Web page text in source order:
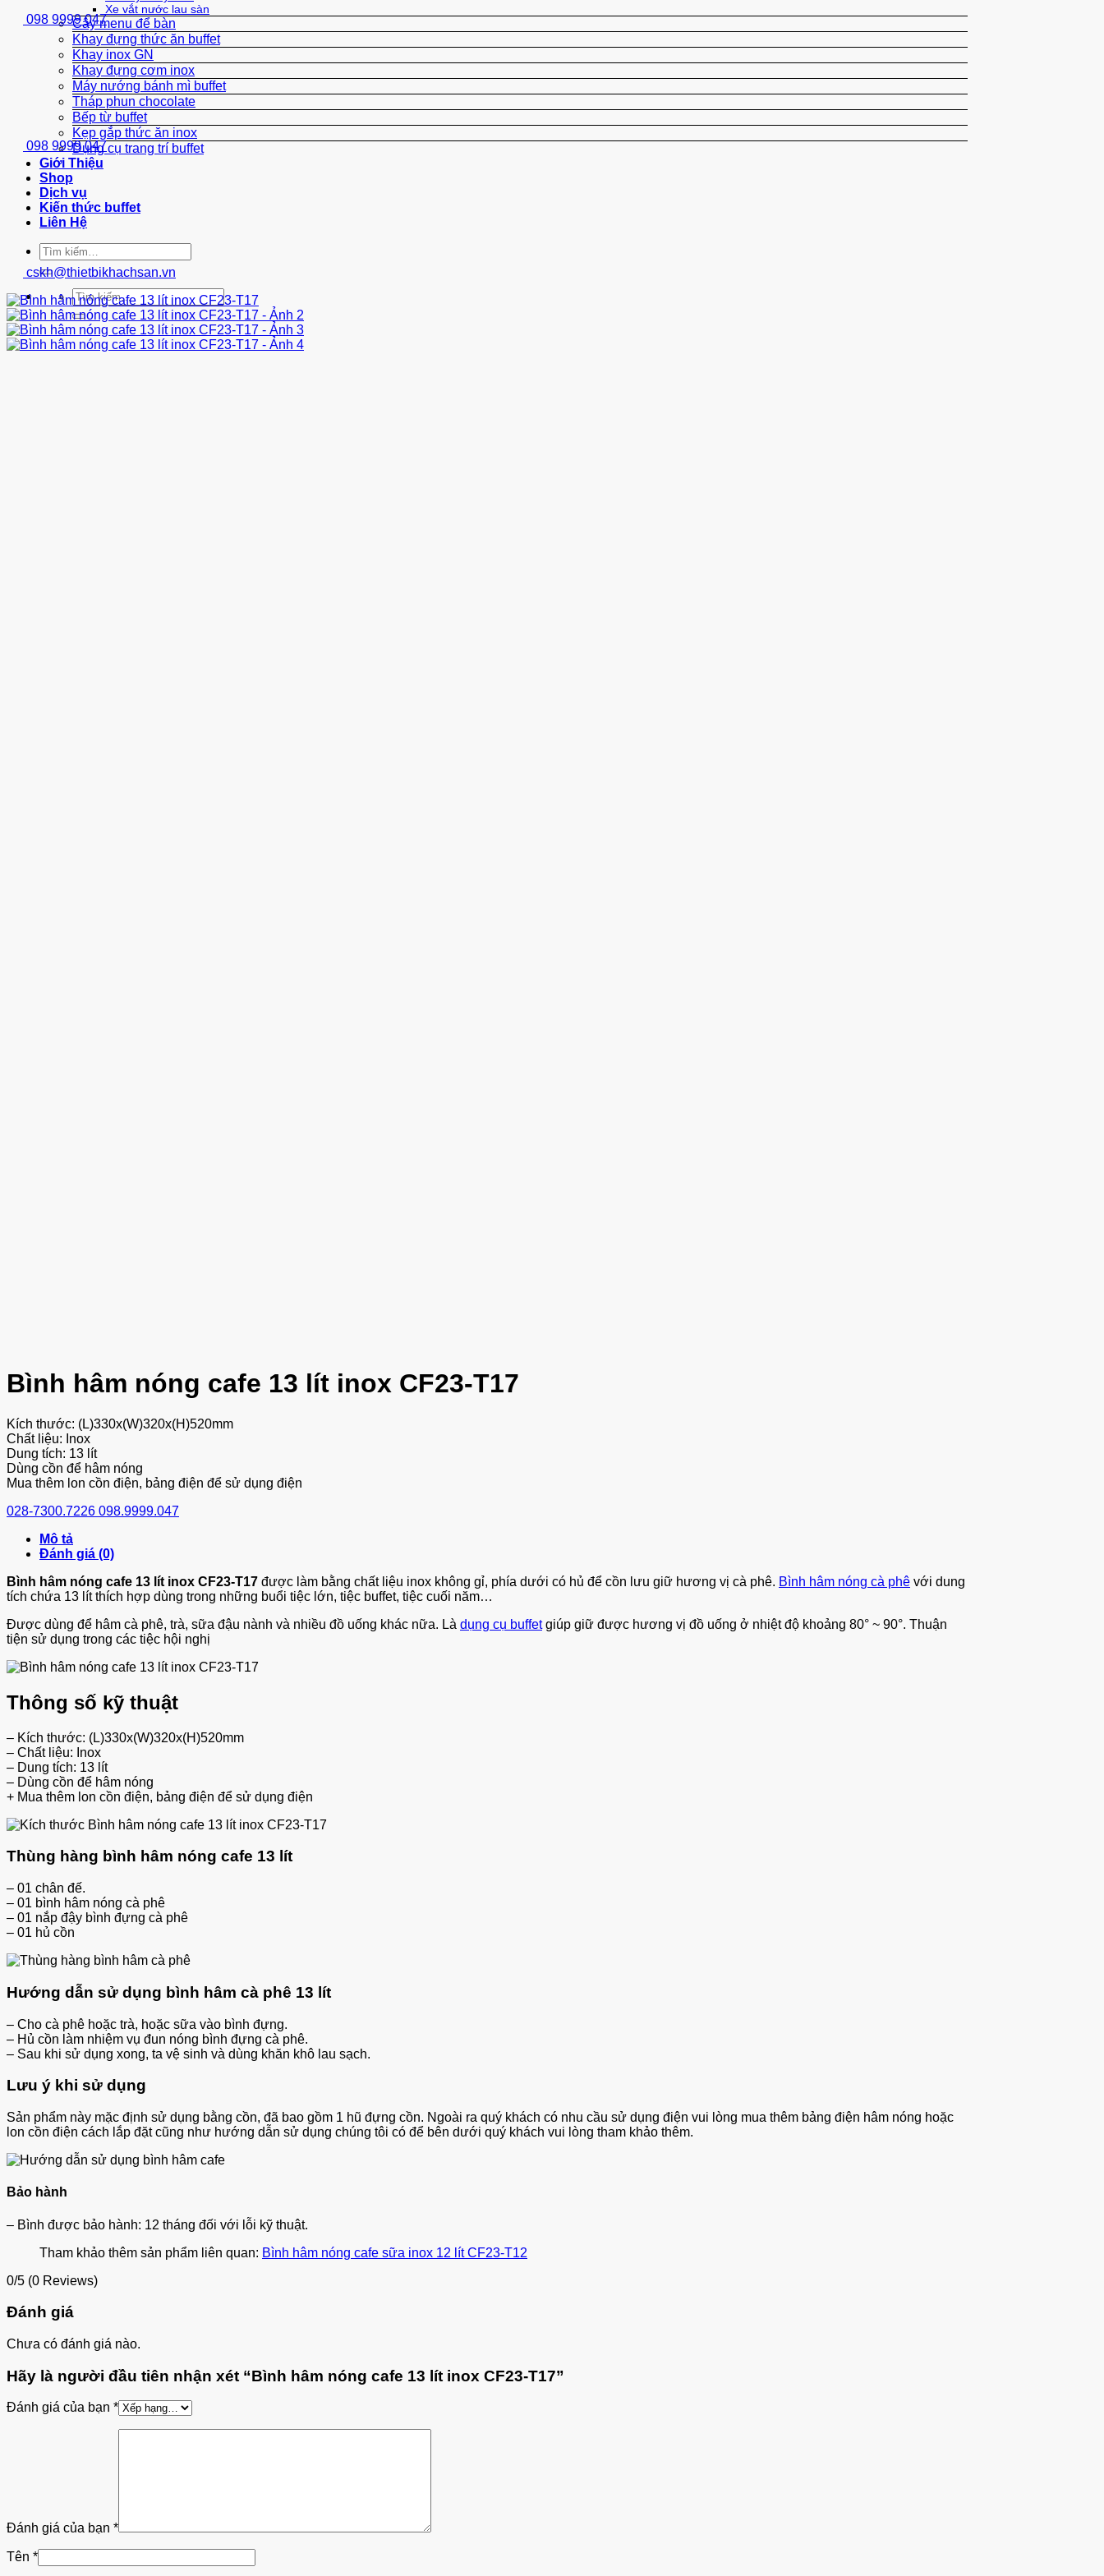
Xe vắt nước lau sàn
Cây menu để bàn
Khay đựng thức ăn buffet
Khay inox GN
Khay đựng cơm inox
Máy nướng bánh mì buffet
Tháp phun chocolate
Bếp từ buffet
Kẹp gắp thức ăn inox
Dụng cụ trang trí buffet
Giới Thiệu
Shop
Dịch vụ
Kiến thức buffet
Liên Hệ
Tìm
kiếm:
Tìm
kiếm:
098 9999 047
098 9999 047
cskh@thietbikhachsan.vn
Bình hâm nóng cafe 13 lít inox CF23-T17
Kích thước: (L)330x(W)320x(H)520mm
Chất liệu: Inox
Dung tích: 13 lít
Dùng cồn để hâm nóng
Mua thêm lon cồn điện, bảng điện để sử dụng điện
028-7300.7226 098.9999.047
Mô tả
Đánh giá (0)
Bình hâm nóng cafe 13 lít inox CF23-T17 được làm bằng chất liệu inox không gỉ, phía dưới có hủ để cồn lưu giữ hương vị cà phê. Bình hâm nóng cà phê với dung
tích chứa 13 lít thích hợp dùng trong những buổi tiệc lớn, tiệc buffet, tiệc cuối năm…
Được dùng để hâm cà phê, trà, sữa đậu nành và nhiều đồ uống khác nữa. Là dụng cụ buffetgiúp giữ được hương vị đồ uống ở nhiệt độ khoảng 80° ~ 90°. Thuận
tiện sử dụng trong các tiệc hội nghị
Thông số kỹ thuật
– Kích thước: (L)330x(W)320x(H)520mm
– Chất liệu: Inox
– Dung tích: 13 lít
– Dùng cồn để hâm nóng
+ Mua thêm lon cồn điện, bảng điện để sử dụng điện
Thùng hàng bình hâm nóng cafe 13 lít
– 01 chân đế.
– 01 bình hâm nóng cà phê
– 01 nắp đậy bình đựng cà phê
– 01 hủ cồn
Hướng dẫn sử dụng bình hâm cà phê 13 lít
– Cho cà phê hoặc trà, hoặc sữa vào bình đựng.
– Hủ cồn làm nhiệm vụ đun nóng bình đựng cà phê.
– Sau khi sử dụng xong, ta vệ sinh và dùng khăn khô lau sạch.
Lưu ý khi sử dụng
Sản phẩm này mặc định sử dụng bằng cồn, đã bao gồm 1 hũ đựng cồn. Ngoài ra quý khách có nhu cầu sử dụng điện vui lòng mua thêm bảng điện hâm nóng hoặc
lon cồn điện cách lắp đặt cũng như hướng dẫn sử dụng chúng tôi có để bên dưới quý khách vui lòng tham khảo thêm.
Bảo hành
– Bình được bảo hành: 12 tháng đối với lỗi kỹ thuật.
Tham khảo thêm sản phẩm liên quan: Bình hâm nóng cafe sữa inox 12 lít CF23-T12
0/5 (0 Reviews)
Đánh giá
Chưa có đánh giá nào.
Hãy là người đầu tiên nhận xét “Bình hâm nóng cafe 13 lít inox CF23-T17”
Đánh giá của bạn *
Đánh giá của bạn *
Tên *